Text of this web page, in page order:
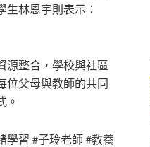
林恩宇則表示：
源整合，學校與社區
位父母與教師的共同
。
學習 #子玲老師 #教養